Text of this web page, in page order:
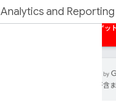
Analytics and Reporting
ターゲッ
は誤りが含